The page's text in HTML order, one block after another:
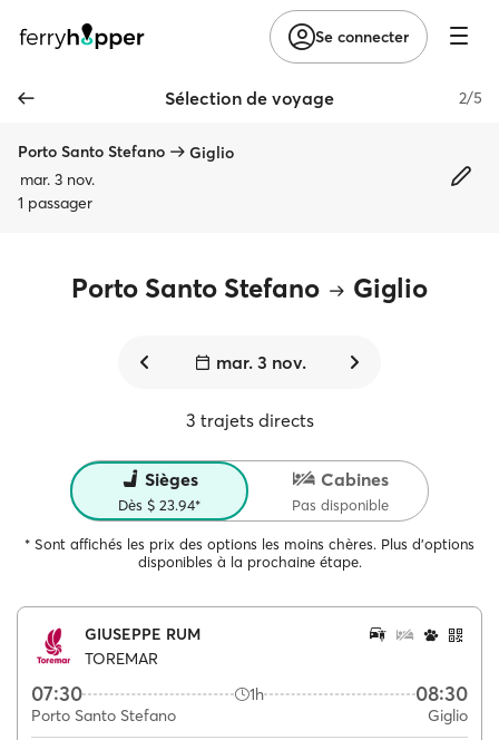
Se connecter
Sélection de voyage 2/5
Porto Santo Stefano
Giglio
mar. 3 nov.
1 passager
Porto Santo Stefano Giglio
mar. 3 nov.
3 trajets directs
Sièges
Dès $ 23.94*
Cabines
Pas disponible
* Sont affichés les prix des options les moins chères. Plus d'options
disponibles à la prochaine étape.
GIUSEPPE RUM
TOREMAR
07:30 1h 08:30
Porto Santo Stefano Giglio